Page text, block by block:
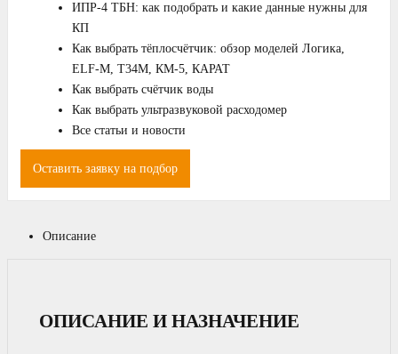
ИПР‑4 ТБН: как подобрать и какие данные нужны для
КП
Как выбрать тёплосчётчик: обзор моделей Логика,
ELF‑M, T34M, КМ‑5, КАРАТ
Как выбрать счётчик воды
Как выбрать ультразвуковой расходомер
Все статьи и новости
Оставить заявку на подбор
Описание
ОПИСАНИЕ И НАЗНАЧЕНИЕ